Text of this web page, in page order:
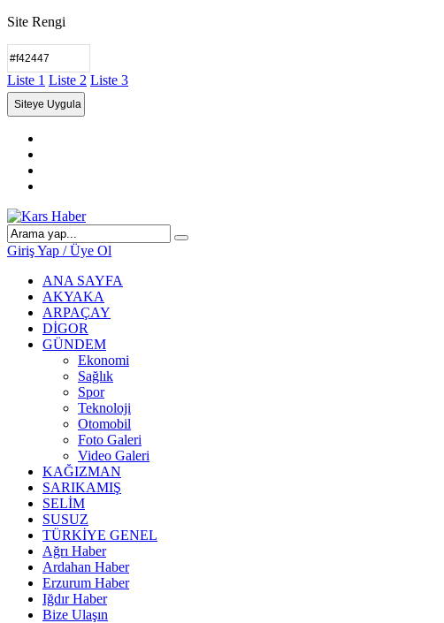
Site Rengi
Liste 1 Liste 2 Liste 3
Giriş Yap / Üye Ol
ANA SAYFA
AKYAKA
ARPAÇAY
DİGOR
GÜNDEM
Ekonomi
Sağlık
Spor
Teknoloji
Otomobil
Foto Galeri
Video Galeri
KAĞIZMAN
SARIKAMIŞ
SELİM
SUSUZ
TÜRKİYE GENEL
Ağrı Haber
Ardahan Haber
Erzurum Haber
Iğdır Haber
Bize Ulaşın